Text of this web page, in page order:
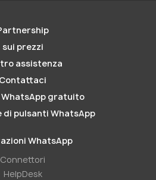
sui prezzi
assistenza
Contattaci
WhatsApp gratuito
di pulsanti WhatsApp
WhatsApp
Connettori
HelpDesk